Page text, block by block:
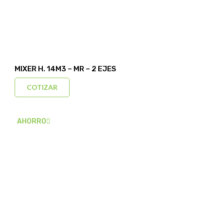
MIXER H. 14M3 – MR – 2 EJES
COTIZAR
AHORRO